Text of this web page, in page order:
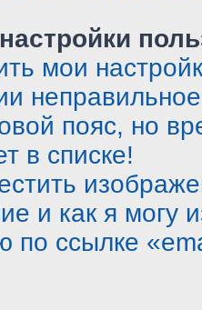
мои
пояс, но
в списке!
и как я могу
по ссылке